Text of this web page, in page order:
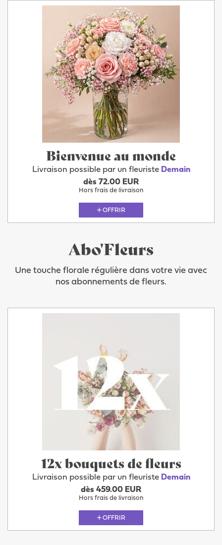
Bienvenue au monde
Livraison possible par un fleuriste Demain
dès 72.00 EUR
Hors frais de livraison
OFFRIR
Abo'Fleurs
Une touche florale régulière dans votre vie avec
nos abonnements de fleurs.
12x bouquets de fleurs
Livraison possible par un fleuriste Demain
dès 459.00 EUR
Hors frais de livraison
OFFRIR